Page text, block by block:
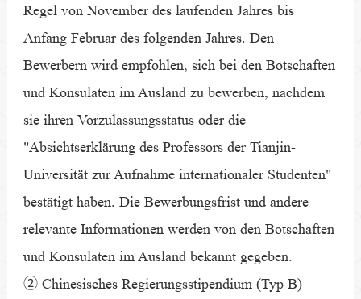
Regel von November des laufenden Jahres bis
Anfang Februar des folgenden Jahres. Den
Bewerbern wird empfohlen, sich bei den Botschaften
und Konsulaten im Ausland zu bewerben, nachdem
sie ihren Vorzulassungsstatus oder die
"Absichtserklärung des Professors der Tianjin-
Universität zur Aufnahme internationaler Studenten"
bestätigt haben. Die Bewerbungsfrist und andere
relevante Informationen werden von den Botschaften
und Konsulaten im Ausland bekannt gegeben.
② Chinesisches Regierungsstipendium (Typ B)